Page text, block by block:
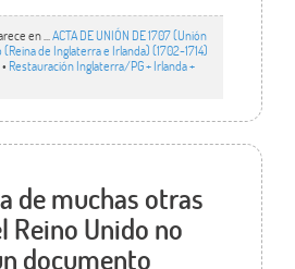
en ... ACTA DE UNIÓN DE 1707 (Unión
(Reina de Inglaterra e Irlanda) (1702-1714)
• Restauración Inglaterra/PG + Irlanda +
de muchas otras
Reino Unido no
documento